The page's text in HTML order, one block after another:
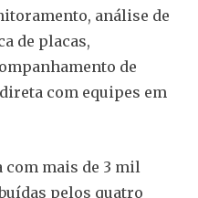
análise de
de placas,
de
com equipes em
com mais de 3 mil
pelos quatro